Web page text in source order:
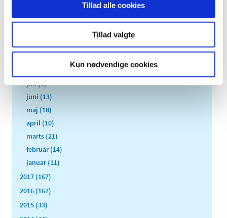
Tillad alle cookies
Tillad valgte
Kun nødvendige cookies
december (12)
oktober (16)
juli (8)
juni (13)
maj (18)
april (10)
marts (21)
februar (14)
januar (11)
2017 (167)
2016 (167)
2015 (33)